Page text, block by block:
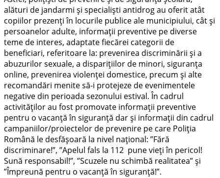
alături de jandarmi și specialiști antidrog au oferit atât
copiilor prezenți în locurile publice ale municipiului, cât și
persoanelor adulte, informații preventive pe diverse
teme de interes, adaptate fiecărei categorii de
beneficiari, referitoare la: prevenirea discriminării și a
abuzurilor sexuale, a disparițiilor de minori, siguranța
online, prevenirea violenței domestice, precum și alte
recomandări menite să-i protejeze de evenimentele
negative din perioada sezonului estival. În cadrul
activităților au fost promovate informații preventive
pentru o vacanță în siguranță dar și informații din cadrul
campaniilor/proiectelor de prevenire pe care Poliția
Română le desfășoară la nivel național: ”Fără
discriminare!”, ”Apelul fals la 112 pune vieți în pericol!
Sună responsabil!”, ”Scuzele nu schimbă realitatea” și
”Împreună pentru o vacanță în siguranță!”.